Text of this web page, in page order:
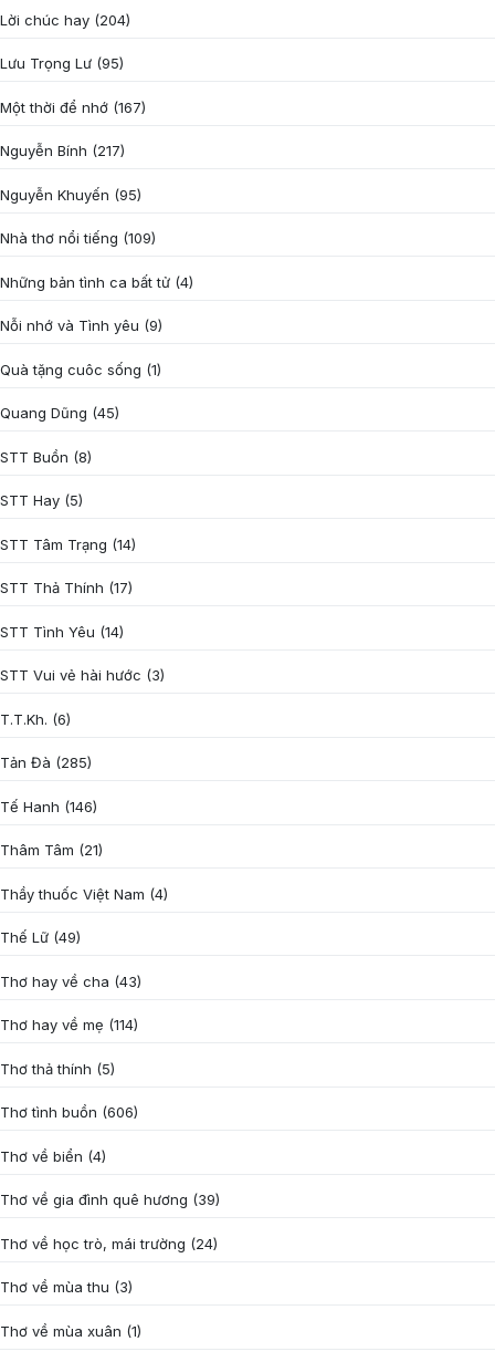
Lời chúc hay (204)
Lưu Trọng Lư (95)
Một thời để nhớ (167)
Nguyễn Bính (217)
Nguyễn Khuyến (95)
Nhà thơ nổi tiếng (109)
Những bản tình ca bất tử (4)
Nỗi nhớ và Tình yêu (9)
Quà tặng cuôc sống (1)
Quang Dũng (45)
STT Buồn (8)
STT Hay (5)
STT Tâm Trạng (14)
STT Thả Thính (17)
STT Tình Yêu (14)
STT Vui vẻ hài hước (3)
T.T.Kh. (6)
Tản Đà (285)
Tế Hanh (146)
Thâm Tâm (21)
Thầy thuốc Việt Nam (4)
Thế Lữ (49)
Thơ hay về cha (43)
Thơ hay về mẹ (114)
Thơ thả thính (5)
Thơ tình buồn (606)
Thơ về biển (4)
Thơ về gia đình quê hương (39)
Thơ về học trò, mái trường (24)
Thơ về mùa thu (3)
Thơ về mùa xuân (1)